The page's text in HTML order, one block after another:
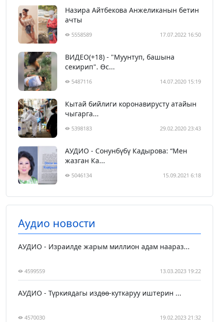
Назира Айтбекова Анжеликанын бетин
ачты
5558589 17.07.2022 16:50
ВИДЕО(+18) - "Муунтуп, башына
секирип". Өс...
5487116 14.07.2020 15:19
Кытай бийлиги коронавирусту атайын
чыгарга...
5398183 29.02.2020 23:43
АУДИО - Сонунбүбү Кадырова: “Мен
жазган Ка...
5046134 15.09.2021 6:18
Аудио новости
АУДИО - Израилде жарым миллион адам наараз...
4599559 13.03.2023 19:22
АУДИО - Түркиядагы издөө-куткаруу иштерин ...
4570030 19.02.2023 21:32